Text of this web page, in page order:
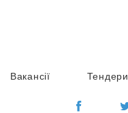
Вакансії Тендери